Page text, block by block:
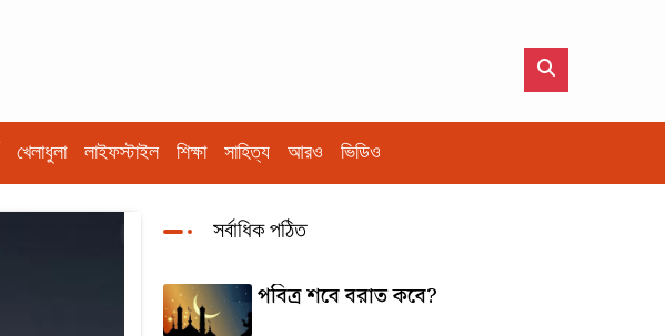
খেলাধুলা লাইফস্টাইল শিক্ষা সাহিত্য আরও ভিডিও
সর্বাধিক পঠিত
পবিত্র শবে বরাত কবে?